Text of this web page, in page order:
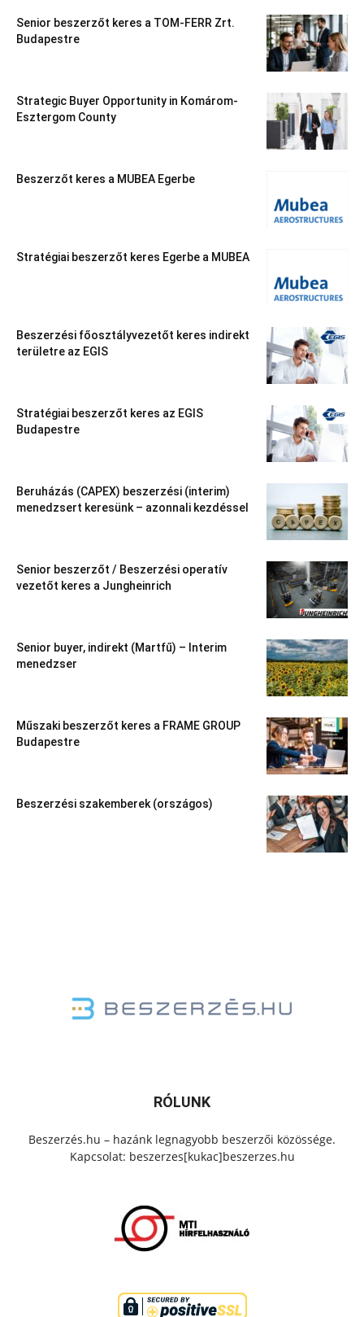
Senior beszerzőt keres a TOM-FERR Zrt.
Budapestre
Strategic Buyer Opportunity in Komárom-
Esztergom County
Beszerzőt keres a MUBEA Egerbe
Stratégiai beszerzőt keres Egerbe a MUBEA
Beszerzési főosztályvezetőt keres indirekt
területre az EGIS
Stratégiai beszerzőt keres az EGIS
Budapestre
Beruházás (CAPEX) beszerzési (interim)
menedzsert keresünk – azonnali kezdéssel
Senior beszerzőt / Beszerzési operatív
vezetőt keres a Jungheinrich
Senior buyer, indirekt (Martfű) – Interim
menedzser
Műszaki beszerzőt keres a FRAME GROUP
Budapestre
Beszerzési szakemberek (országos)
RÓLUNK
Beszerzés.hu – hazánk legnagyobb beszerzői közössége.
Kapcsolat: beszerzes[kukac]beszerzes.hu